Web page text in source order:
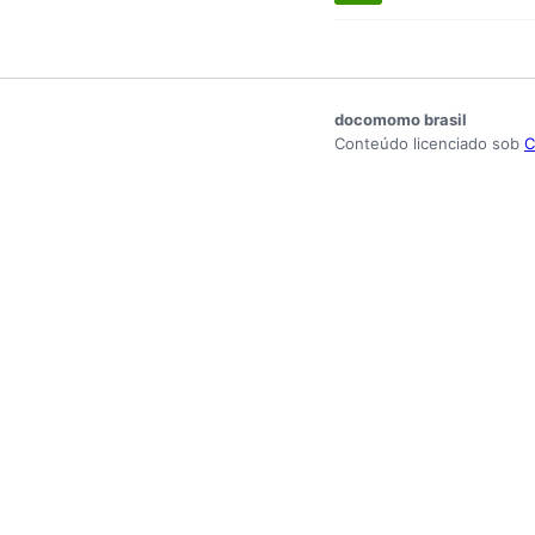
docomomo brasil
Conteúdo licenciado sob